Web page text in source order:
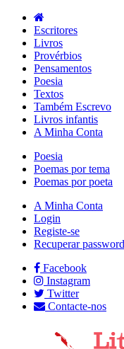
Escritores
Livros
Provérbios
Pensamentos
Poesia
Textos
Também Escrevo
Livros infantis
A Minha Conta
Poesia
Poemas por tema
Poemas por poeta
A Minha Conta
Login
Registe-se
Recuperar password
Facebook
Instagram
Twitter
Contacte-nos